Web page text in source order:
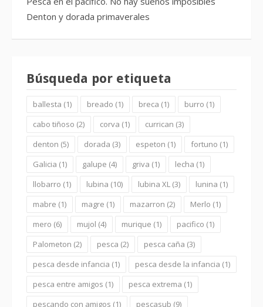
Denton y dorada primaverales
Búsqueda por etiqueta
ballesta (1) breado (1) breca (1) burro (1)
cabo tiñoso (2) corva (1) currican (3)
denton (5) dorada (3) espeton (1) fortuno (1)
Galicia (1) galupe (4) griva (1) lecha (1)
llobarro (1) lubina (10) lubina XL (3) lunina (1)
mabre (1) magre (1) mazarron (2) Merlo (1)
mero (6) mujol (4) murique (1) pacifico (1)
Palometon (2) pesca (2) pesca caña (3)
pesca desde infancia (1) pesca desde la infancia (1)
pesca entre amigos (1) pesca extrema (1)
pescando con amigos (1) pescasub (9)